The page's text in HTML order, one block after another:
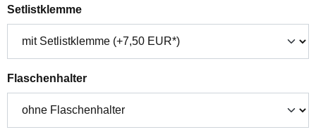
Setlistklemmeauswählen
Flaschenhalterauswählen